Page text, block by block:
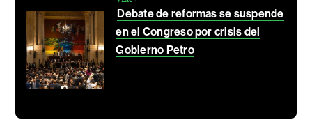
Debate de reformas se suspende
en el Congreso por crisis del
Gobierno Petro